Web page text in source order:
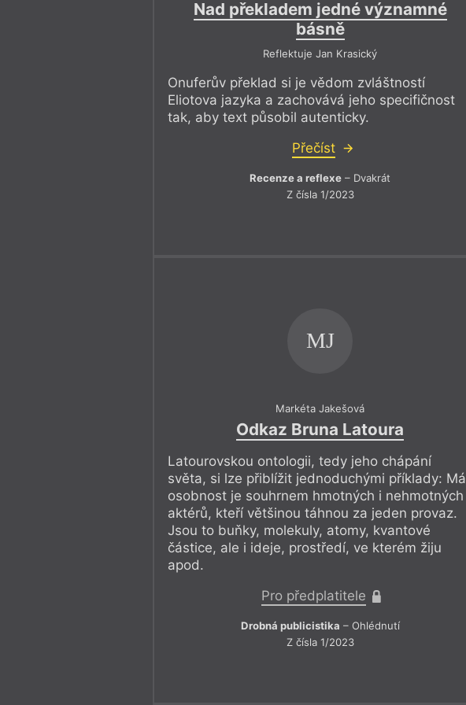
Nad překladem jedné významné
básně
Reflektuje Jan Krasický
Onuferův překlad si je vědom zvláštností
Eliotova jazyka a zachovává jeho specifičnost
tak, aby text působil autenticky.
Přečíst
Recenze a reflexe – Dvakrát
Z čísla 1/2023
MJ
Markéta Jakešová
Odkaz Bruna Latoura
Latourovskou ontologii, tedy jeho chápání
světa, si lze přiblížit jednoduchými příklady: Má
osobnost je souhrnem hmotných i nehmotných
aktérů, kteří většinou táhnou za jeden provaz.
Jsou to buňky, molekuly, atomy, kvantové
částice, ale i ideje, prostředí, ve kterém žiju
apod.
Pro předplatitele
Drobná publicistika – Ohlédnutí
Z čísla 1/2023